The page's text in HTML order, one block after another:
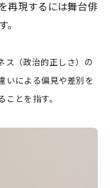
再現するには舞台俳
。
ス（政治的正しさ）の
いによる偏見や差別を
とを指す。